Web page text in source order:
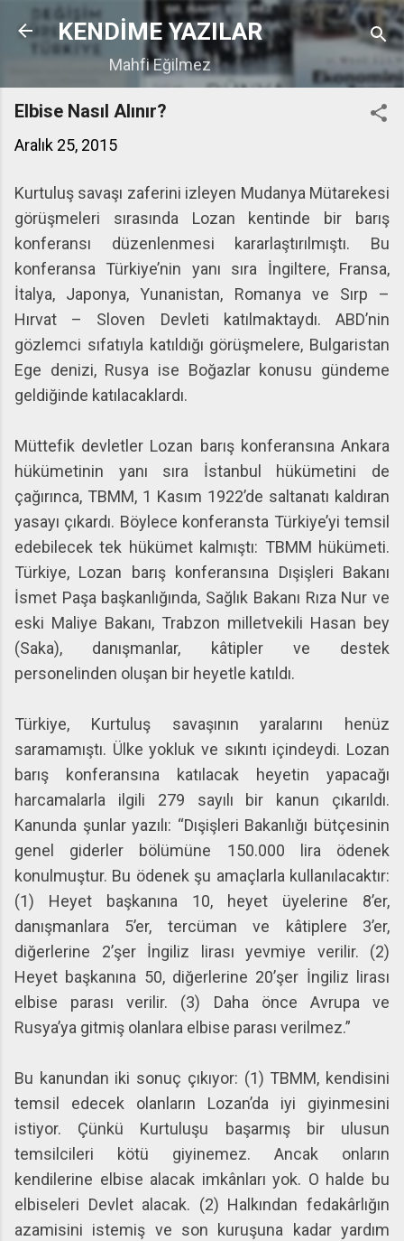
Ana içeriğe atla
KENDİME YAZILAR
Mahfi Eğilmez
Elbise Nasıl Alınır?
Aralık 25, 2015
Kurtuluş savaşı zaferini izleyen Mudanya Mütarekesi
görüşmeleri sırasında Lozan kentinde bir barış
konferansı düzenlenmesi kararlaştırılmıştı. Bu
konferansa Türkiye’nin yanı sıra İngiltere, Fransa,
İtalya, Japonya, Yunanistan, Romanya ve Sırp –
Hırvat – Sloven Devleti katılmaktaydı. ABD’nin
gözlemci sıfatıyla katıldığı görüşmelere, Bulgaristan
Ege denizi, Rusya ise Boğazlar konusu gündeme
geldiğinde katılacaklardı.
Müttefik devletler Lozan barış konferansına Ankara
hükümetinin yanı sıra İstanbul hükümetini de
çağırınca, TBMM, 1 Kasım 1922’de saltanatı kaldıran
yasayı çıkardı. Böylece konferansta Türkiye’yi temsil
edebilecek tek hükümet kalmıştı: TBMM hükümeti.
Türkiye, Lozan barış konferansına Dışişleri Bakanı
İsmet Paşa başkanlığında, Sağlık Bakanı Rıza Nur ve
eski Maliye Bakanı, Trabzon milletvekili Hasan bey
(Saka), danışmanlar, kâtipler ve destek
personelinden oluşan bir heyetle katıldı.
Türkiye, Kurtuluş savaşının yaralarını henüz
saramamıştı. Ülke yokluk ve sıkıntı içindeydi. Lozan
barış konferansına katılacak heyetin yapacağı
harcamalarla ilgili 279 sayılı bir kanun çıkarıldı.
Kanunda şunlar yazılı: “Dışişleri Bakanlığı bütçesinin
genel giderler bölümüne 150.000 lira ödenek
konulmuştur. Bu ödenek şu amaçlarla kullanılacaktır:
(1) Heyet başkanına 10, heyet üyelerine 8’er,
danışmanlara 5’er, tercüman ve kâtiplere 3’er,
diğerlerine 2’şer İngiliz lirası yevmiye verilir. (2)
Heyet başkanına 50, diğerlerine 20’şer İngiliz lirası
elbise parası verilir. (3) Daha önce Avrupa ve
Rusya’ya gitmiş olanlara elbise parası verilmez.”
Bu kanundan iki sonuç çıkıyor: (1) TBMM, kendisini
temsil edecek olanların Lozan’da iyi giyinmesini
istiyor. Çünkü Kurtuluşu başarmış bir ulusun
temsilcileri kötü giyinemez. Ancak onların
kendilerine elbise alacak imkânları yok. O halde bu
elbiseleri Devlet alacak. (2) Halkından fedakârlığın
azamisini istemiş ve son kuruşuna kadar yardım